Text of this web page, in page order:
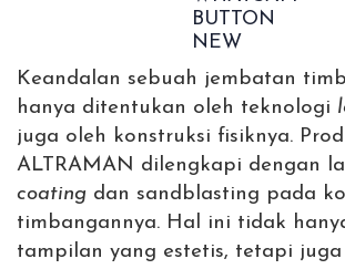
Keandalan sebuah jembatan
hanya ditentukan oleh teknologi
juga oleh konstruksi fisiknya.
ALTRAMAN dilengkapi dengan
coating dan sandblasting pada
timbangannya. Hal ini tidak
tampilan yang estetis, tetapi juga